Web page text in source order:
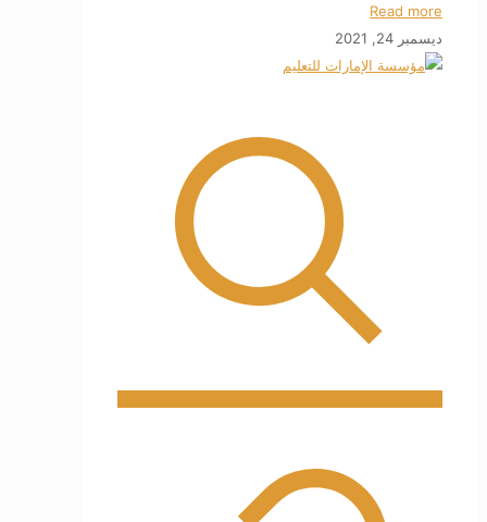
Read more
ديسمبر 24, 2021